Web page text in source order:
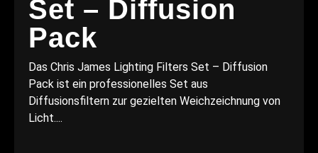
Set – Diffusion
Pack
Das Chris James Lighting Filters Set – Diffusion
Pack ist ein professionelles Set aus
Diffusionsfiltern zur gezielten Weichzeichnung von
Licht....